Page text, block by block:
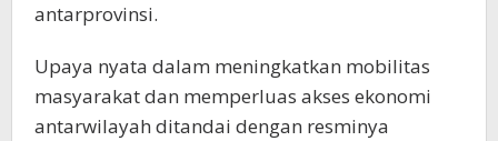
antarprovinsi.
Upaya nyata dalam meningkatkan mobilitas
masyarakat dan memperluas akses ekonomi
antarwilayah ditandai dengan resminya